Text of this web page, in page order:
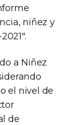
niñez y
a Niñez
el nivel de
de